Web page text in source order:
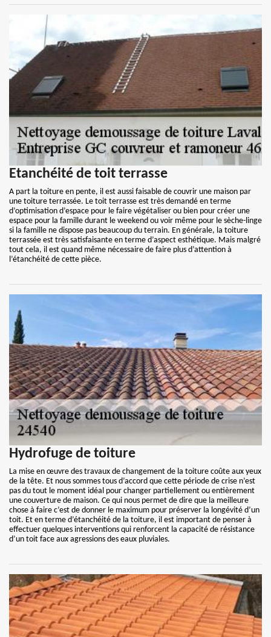
Etanchéité de toit terrasse
A part la toiture en pente, il est aussi faisable de couvrir une maison par
une toiture terrassée. Le toit terrasse est très demandé en terme
d’optimisation d’espace pour le faire végétaliser ou bien pour créer une
espace pour la famille durant le weekend ou voir même pour le sèche-linge
si la famille ne dispose pas beaucoup du terrain. En générale, la toiture
terrassée est très satisfaisante en terme d’aspect esthétique. Mais malgré
tout cela, il est quand même nécessaire de faire plus d’attention à
l’étanchéité de cette pièce.
Hydrofuge de toiture
La mise en œuvre des travaux de changement de la toiture coûte aux yeux
de la tête. Et nous sommes tous d’accord que cette période de crise n’est
pas du tout le moment idéal pour changer partiellement ou entièrement
une couverture de maison. Ce qui nous permet de dire que la meilleure
chose à faire c’est de donner le maximum pour préserver la longévité d’un
toit. Et en terme d’étanchéité de la toiture, il est important de penser à
effectuer quelques interventions qui renforcent la capacité de résistance
d’un toit face aux agressions des eaux pluviales.